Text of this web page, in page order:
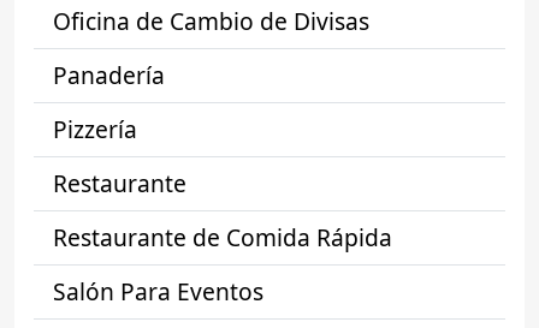
Oficina de Cambio de Divisas
Panadería
Pizzería
Restaurante
Restaurante de Comida Rápida
Salón Para Eventos